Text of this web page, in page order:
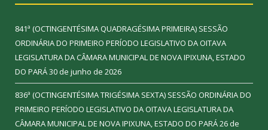
841ª (OCTINGENTÉSIMA QUADRAGÉSIMA PRIMEIRA) SESSÃO
ORDINÁRIA DO PRIMEIRO PERÍODO LEGISLATIVO DA OITAVA
LEGISLATURA DA CÂMARA MUNICIPAL DE NOVA IPIXUNA, ESTADO
DO PARÁ30 de junho de 2026
836ª (OCTINGENTÉSIMA TRIGÉSIMA SEXTA) SESSÃO ORDINÁRIA DO
PRIMEIRO PERÍODO LEGISLATIVO DA OITAVA LEGISLATURA DA
CÂMARA MUNICIPAL DE NOVA IPIXUNA, ESTADO DO PARÁ26 de